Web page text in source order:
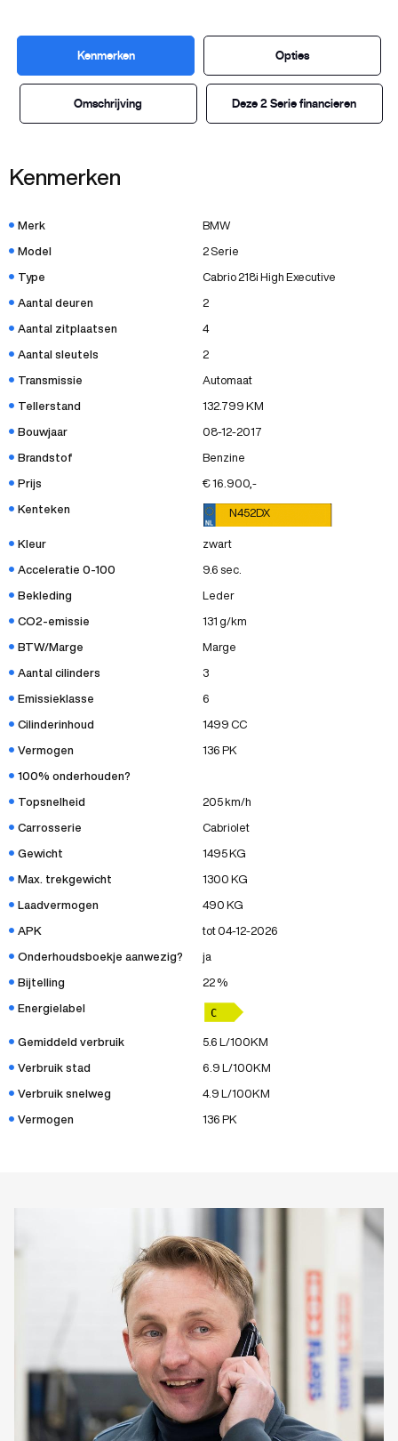
Kenmerken Opties
Omschrijving Deze 2 Serie financieren
Kenmerken
Merk BMW
Model 2 Serie
Type Cabrio 218i High Executive
Aantal deuren 2
Aantal zitplaatsen 4
Aantal sleutels 2
Transmissie Automaat
Tellerstand 132.799 KM
Bouwjaar 08-12-2017
Brandstof Benzine
Prijs € 16.900,-
Kenteken N452DX
Kleur zwart
Acceleratie 0-100 9.6 sec.
Bekleding Leder
CO2-emissie 131 g/km
BTW/Marge Marge
Aantal cilinders 3
Emissieklasse 6
Cilinderinhoud 1499 CC
Vermogen 136 PK
100% onderhouden?
Topsnelheid 205 km/h
Carrosserie Cabriolet
Gewicht 1495 KG
Max. trekgewicht 1300 KG
Laadvermogen 490 KG
APK tot 04-12-2026
Onderhoudsboekje aanwezig? ja
Bijtelling 22 %
Energielabel
Gemiddeld verbruik 5.6 L/100KM
Verbruik stad 6.9 L/100KM
Verbruik snelweg 4.9 L/100KM
Vermogen 136 PK